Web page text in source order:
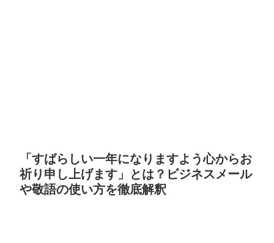
「すばらしい一年になりますよう心からお
祈り申し上げます」とは？ビジネスメール
や敬語の使い方を徹底解釈